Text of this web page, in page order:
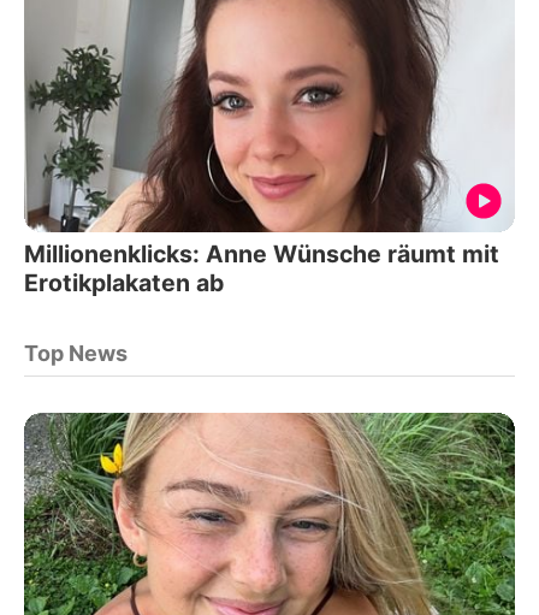
Millionenklicks: Anne Wünsche räumt mit
Erotikplakaten ab
Top News